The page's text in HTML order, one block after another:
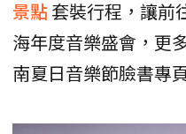
景點套裝行程，讓前
海年度音樂盛會，更
南夏日音樂節臉書專